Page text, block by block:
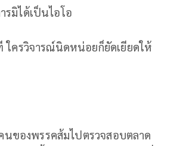
มิได้เป็นไอโอ
ใครวิจารณ์นิดหน่อยก็ยัดเยียดให้
นของพรรคส้มไปตรวจสอบตลาด